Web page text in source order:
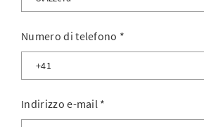
Numero di telefono *
Indirizzo e-mail *